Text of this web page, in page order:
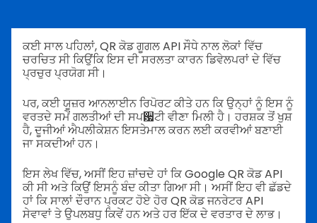
ਕਈ ਸਾਲ ਪਹਿਲਾਂ, QR ਕੋਡ ਗੂਗਲ API ਸੌਧੇ ਨਾਲ ਲੋਕਾਂ ਵਿੱਚ
ਚਰਚਿਤ ਸੀ ਕਿਉਂਕਿ ਇਸ ਦੀ ਸਰਲਤਾ ਕਾਰਨ ਡਿਵੇਲਪਰਾਂ ਦੇ ਵਿੱਚ
ਪ੍ਰਚੁਰ ਪ੍ਰਯੋਗ ਸੀ।
ਪਰ, ਕਈ ਯੂਜ਼ਰ ਆਨਲਾਈਨ ਰਿਪੋਰਟ ਕੀਤੇ ਹਨ ਕਿ ਉਨ੍ਹਾਂ ਨੂੰ ਇਸ ਨੂੰ
ਵਰਤਦੇ ਸਮੇਂ ਗਲਤੀਆਂ ਦੀ ਸਪ਷ਟੀ ਵੀਣਾ ਮਿਲੀ ਹੈ। ਹਰਸ਼ਕ ਤੋਂ ਖੁਸ਼
ਹੈ, ਦੂਜੀਆਂ ਐਪਲੀਕੇਸ਼ਨ ਇਸਤੇਮਾਲ ਕਰਨ ਲਈ ਕਰਵੀਆਂ ਬਣਾਈ
ਜਾ ਸਕਦੀਆਂ ਹਨ।
ਇਸ ਲੇਖ ਵਿੱਚ, ਅਸੀਂ ਇਹ ਜ਼ਾਂਚਦੇ ਹਾਂ ਕਿ Google QR ਕੋਡ API
ਕੀ ਸੀ ਅਤੇ ਕਿਉਂ ਇਸਨੂੰ ਬੰਦ ਕੀਤਾ ਗਿਆ ਸੀ। ਅਸੀਂ ਇਹ ਵੀ ਛੱਡਦੇ
ਹਾਂ ਕਿ ਸਾਲਾਂ ਦੌਰਾਨ ਪ੍ਰਕਟ ਹੋਏ ਹੋਰ QR ਕੋਡ ਜਨਰੇਟਰ API
ਸੇਵਾਵਾਂ ਤੇ ਉਪਲਬਧੁ ਕਿਵੇਂ ਹਨ ਅਤੇ ਹਰ ਇੱਕ ਦੇ ਵਰਤਾਰ ਦੇ ਲਾਭ।